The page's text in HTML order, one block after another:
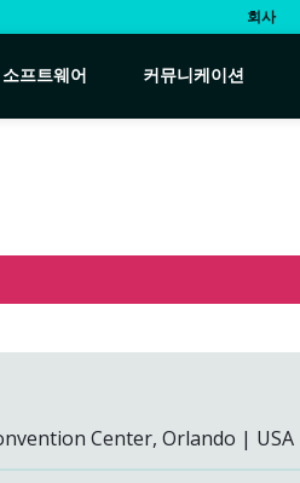
회사
소프트웨어 커뮤니케이션
Center, Orlando | USA